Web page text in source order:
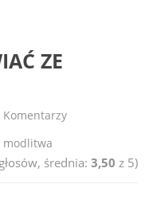
ZE
Komentarzy
modlitwa
głosów, średnia:3,50 z 5)